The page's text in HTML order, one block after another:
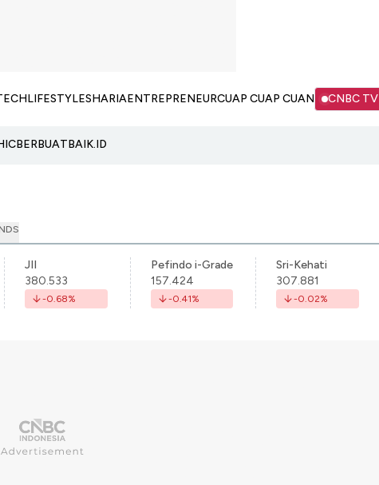
LIFESTYLESHARIAENTREPRENEURCUAP CUAP CUAN CNBC TV
BERBUATBAIK.ID
JII
380.533
-0.68%
Pefindo i-Grade
157.424
-0.41%
Sri-Kehati
307.881
-0.02%